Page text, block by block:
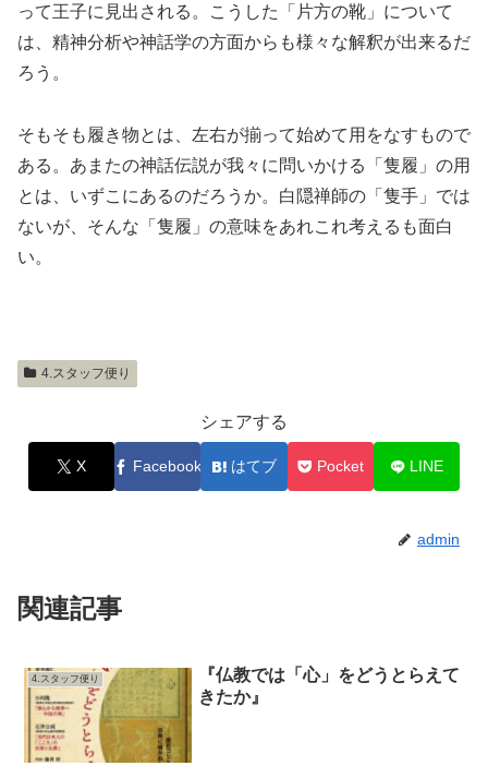
って王子に見出される。こうした「片方の靴」について
は、精神分析や神話学の方面からも様々な解釈が出来るだ
ろう。
そもそも履き物とは、左右が揃って始めて用をなすもので
ある。あまたの神話伝説が我々に問いかける「隻履」の用
とは、いずこにあるのだろうか。白隠禅師の「隻手」では
ないが、そんな「隻履」の意味をあれこれ考えるも面白
い。
4.スタッフ便り
シェアする
X Facebook はてブ Pocket LINE
admin
関連記事
4.スタッフ便り
『仏教では「心」をどうとらえて
きたか』